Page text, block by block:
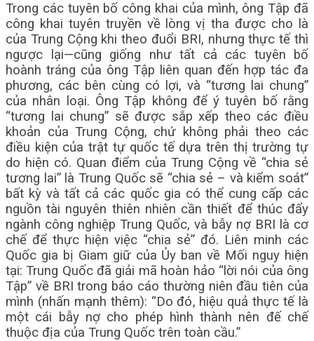
Trong các tuyên bố công khai của mình, ông Tập đã
công khai tuyên truyền về lòng vị tha được cho là
của Trung Cộng khi theo đuổi BRI, nhưng thực tế thì
ngược lại—cũng giống như tất cả các tuyên bố
hoành tráng của ông Tập liên quan đến hợp tác đa
phương, các bên cùng có lợi, và “tương lai chung”
của nhân loại. Ông Tập không để ý tuyên bố rằng
“tương lai chung” sẽ được sắp xếp theo các điều
khoản của Trung Cộng, chứ không phải theo các
điều kiện của trật tự quốc tế dựa trên thị trường tự
do hiện có. Quan điểm của Trung Cộng về “chia sẻ
tương lai” là Trung Quốc sẽ “chia sẻ – và kiểm soát”
bất kỳ và tất cả các quốc gia có thể cung cấp các
nguồn tài nguyên thiên nhiên cần thiết để thúc đẩy
ngành công nghiệp Trung Quốc, và bẫy nợ BRI là cơ
chế để thực hiện việc “chia sẻ” đó. Liên minh các
Quốc gia bị Giam giữ của Ủy ban về Mối nguy hiện
tại: Trung Quốc đã giải mã hoàn hảo “lời nói của ông
Tập” về BRI trong báo cáo thường niên đầu tiên của
mình (nhấn mạnh thêm): “Do đó, hiệu quả thực tế là
một cái bẫy nợ cho phép hình thành nên đế chế
thuộc địa của Trung Quốc trên toàn cầu.”